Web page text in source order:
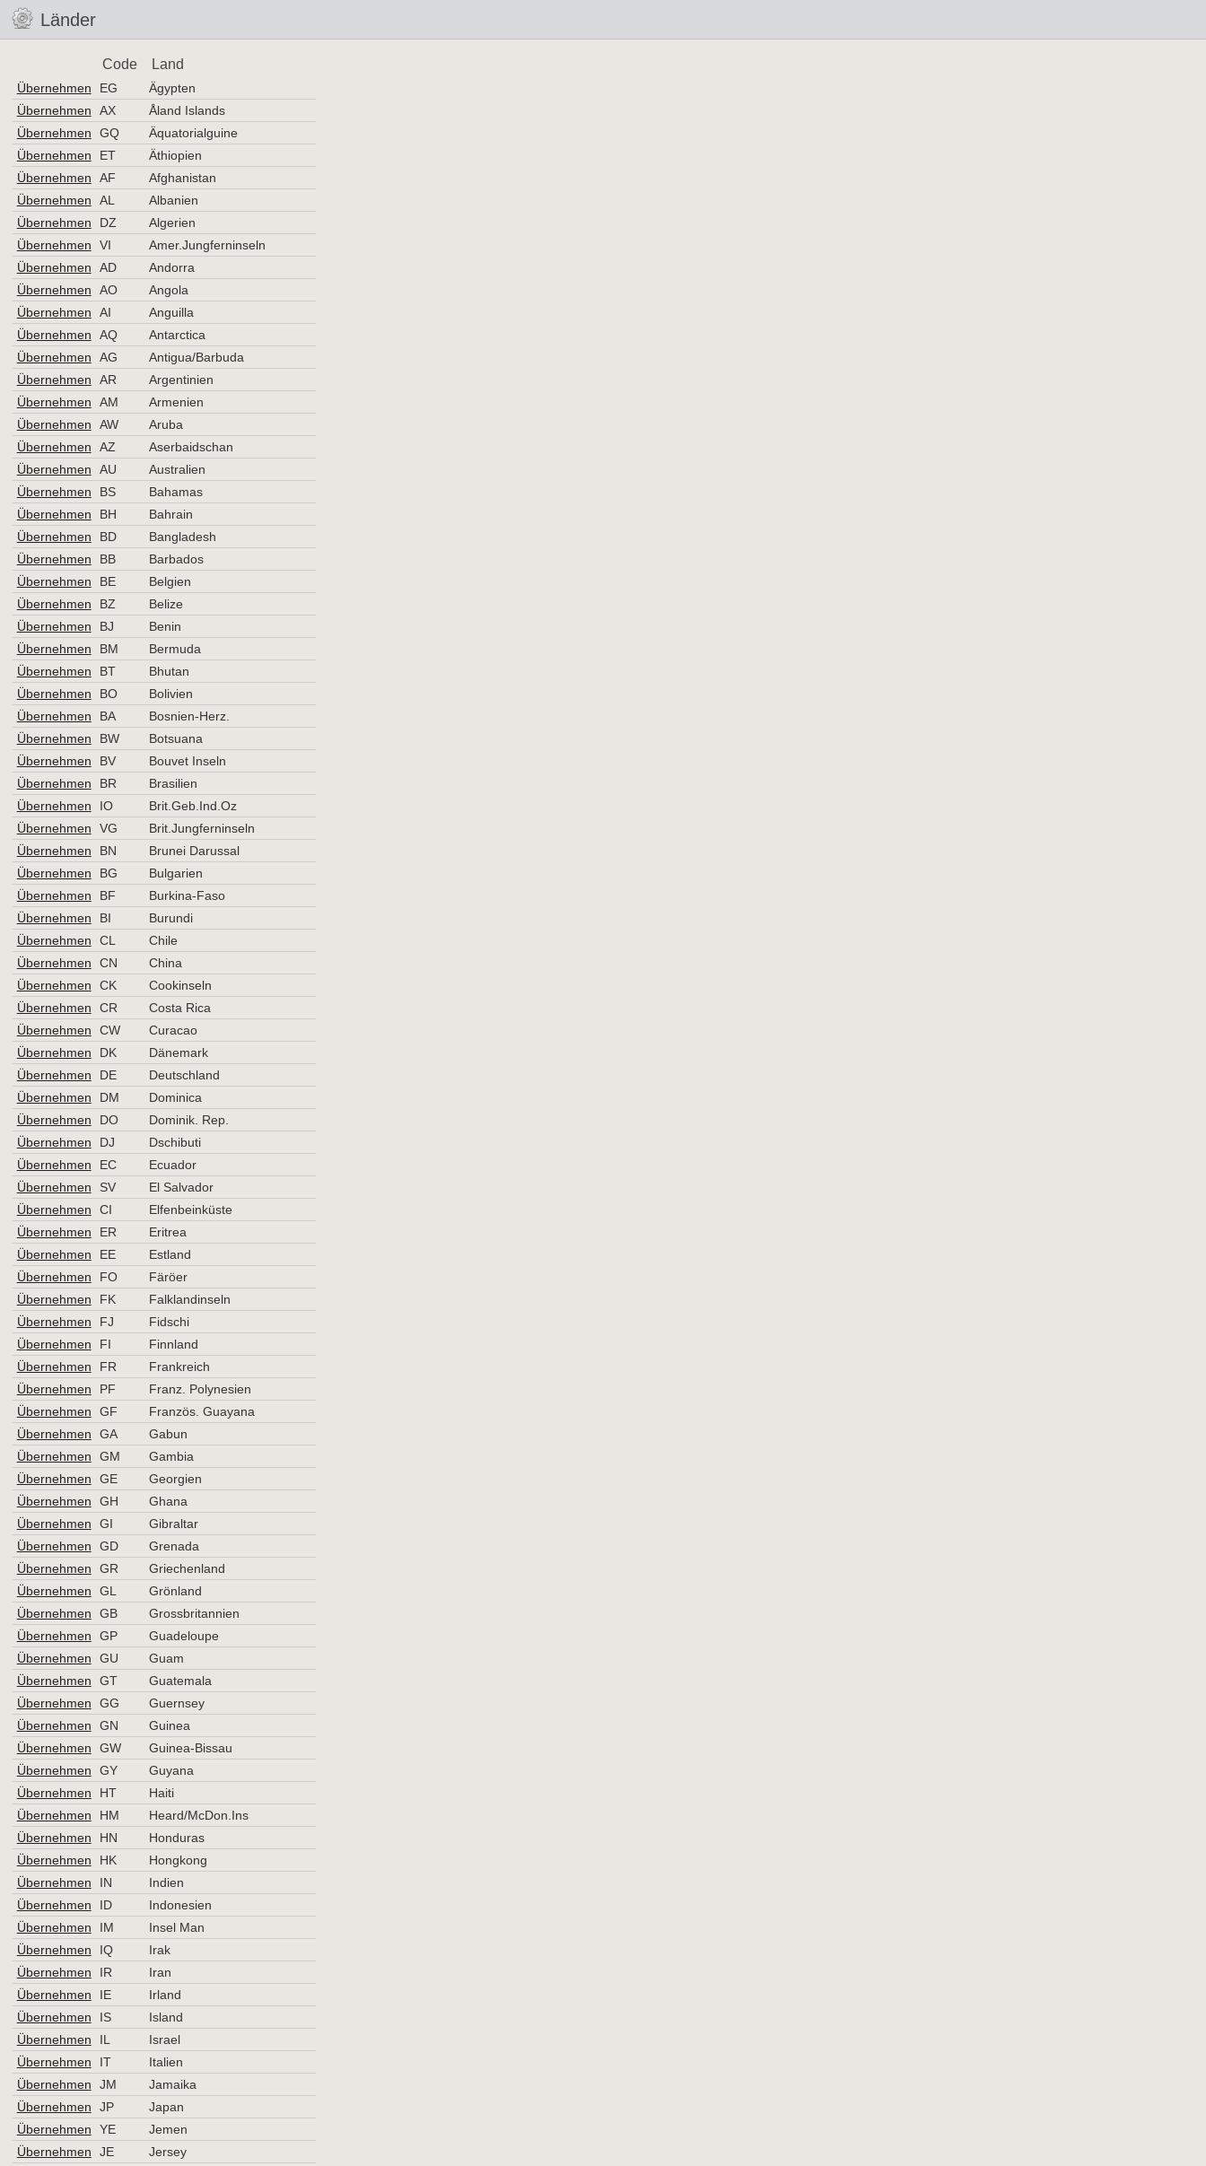
Länder
Code Land
Übernehmen EG
Ägypten
Übernehmen
AX
Åland Islands
Übernehmen
GQ
Äquatorialguine
Übernehmen
ET
Äthiopien
Übernehmen
AF
Afghanistan
Übernehmen
AL
Albanien
Übernehmen
DZ
Algerien
Übernehmen
VI
Amer.Jungferninseln
Übernehmen
AD
Andorra
Übernehmen
AO
Angola
Übernehmen
AI
Anguilla
Übernehmen
AQ
Antarctica
Übernehmen
AG
Antigua/Barbuda
Übernehmen
AR
Argentinien
Übernehmen
AM
Armenien
Übernehmen
AW
Aruba
Übernehmen
AZ
Aserbaidschan
Übernehmen
AU
Australien
Übernehmen
BS
Bahamas
Übernehmen
BH
Bahrain
Übernehmen
BD
Bangladesh
Übernehmen
BB
Barbados
Übernehmen
BE
Belgien
Übernehmen
BZ
Belize
Übernehmen
BJ
Benin
Übernehmen
BM
Bermuda
Übernehmen
BT
Bhutan
Übernehmen
BO
Bolivien
Übernehmen
BA
Bosnien-Herz.
Übernehmen
BW
Botsuana
Übernehmen
BV
Bouvet Inseln
Übernehmen
BR
Brasilien
Übernehmen
IO
Brit.Geb.Ind.Oz
Übernehmen
VG
Brit.Jungferninseln
Übernehmen
BN
Brunei Darussal
Übernehmen
BG
Bulgarien
Übernehmen
BF
Burkina-Faso
Übernehmen
BI
Burundi
Übernehmen
CL
Chile
Übernehmen
CN
China
Übernehmen
CK
Cookinseln
Übernehmen
CR
Costa Rica
Übernehmen
CW
Curacao
Übernehmen
DK
Dänemark
Übernehmen
DE
Deutschland
Übernehmen
DM
Dominica
Übernehmen
DO
Dominik. Rep.
Übernehmen
DJ
Dschibuti
Übernehmen
EC
Ecuador
Übernehmen
SV
El Salvador
Übernehmen
CI
Elfenbeinküste
Übernehmen
ER
Eritrea
Übernehmen
EE
Estland
Übernehmen
FO
Färöer
Übernehmen
FK
Falklandinseln
Übernehmen
FJ
Fidschi
Übernehmen
FI
Finnland
Übernehmen
FR
Frankreich
Übernehmen
PF
Franz. Polynesien
Übernehmen
GF
Französ. Guayana
Übernehmen
GA
Gabun
Übernehmen
GM
Gambia
Übernehmen
GE
Georgien
Übernehmen
GH
Ghana
Übernehmen
GI
Gibraltar
Übernehmen
GD
Grenada
Übernehmen
GR
Griechenland
Übernehmen
GL
Grönland
Übernehmen
GB
Grossbritannien
Übernehmen
GP
Guadeloupe
Übernehmen
GU
Guam
Übernehmen
GT
Guatemala
Übernehmen
GG
Guernsey
Übernehmen
GN
Guinea
Übernehmen
GW
Guinea-Bissau
Übernehmen
GY
Guyana
Übernehmen
HT
Haiti
Übernehmen
HM
Heard/McDon.Ins
Übernehmen
HN
Honduras
Übernehmen
HK
Hongkong
Übernehmen
IN
Indien
Übernehmen
ID
Indonesien
Übernehmen
IM
Insel Man
Übernehmen
IQ
Irak
Übernehmen
IR
Iran
Übernehmen
IE
Irland
Übernehmen
IS
Island
Übernehmen
IL
Israel
Übernehmen
IT
Italien
Übernehmen
JM
Jamaika
Übernehmen
JP
Japan
Übernehmen
YE
Jemen
Übernehmen
JE
Jersey